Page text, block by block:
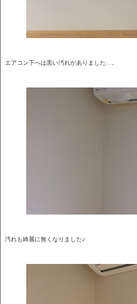
エアコン下へは黒い汚れがありました…。
汚れも綺麗に無くなりました♪